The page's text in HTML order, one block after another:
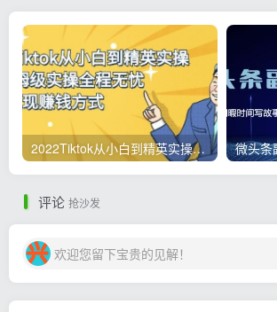
2022Tiktok从小白到精英实操，0-1保姆级实操全程无忧，多种变现赚钱方式
评论 抢沙发
欢迎您留下宝贵的见解！